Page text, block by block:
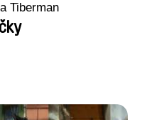
Tiberman